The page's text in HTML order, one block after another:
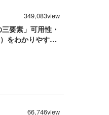
349,083view
要素」可用性・
をわかりやすく
66,746view